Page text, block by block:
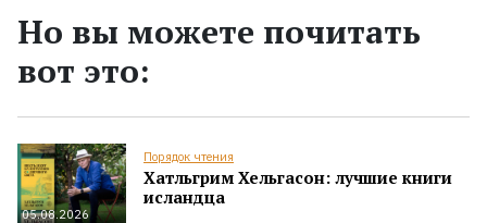
Но вы можете почитать
вот это:
05.08.2026
Порядок чтения
Хатльгрим Хельгасон: лучшие книги
исландца